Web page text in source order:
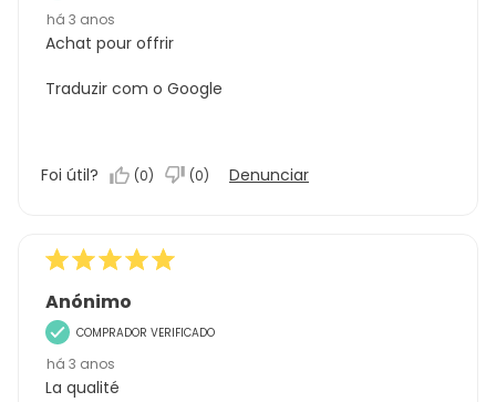
há 3 anos
Achat pour offrir
Traduzir com o Google
Foi útil? (0) (0) Denunciar
Anónimo
COMPRADOR VERIFICADO
há 3 anos
La qualité